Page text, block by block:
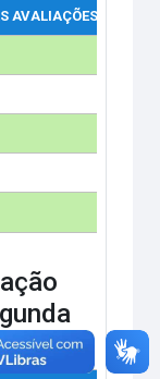
AVALIAÇÕES